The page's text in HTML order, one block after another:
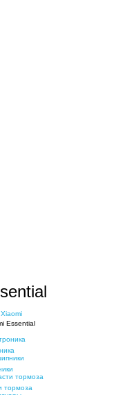
Essential
тормоза